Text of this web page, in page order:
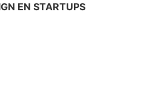
EN STARTUPS